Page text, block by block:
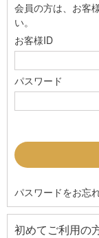
会員の方は、お客
い。
お客様ID
パスワード
パスワードをお忘
初めてご利用の